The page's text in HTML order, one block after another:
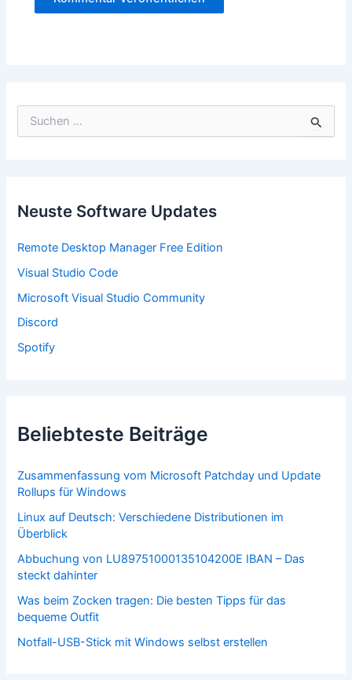
n
h
:
Neuste Software Updates
Remote Desktop Manager Free Edition
Visual Studio Code
Microsoft Visual Studio Community
Discord
Spotify
Beliebteste Beiträge
Zusammenfassung vom Microsoft Patchday und Update
Rollups für Windows
Linux auf Deutsch: Verschiedene Distributionen im
Überblick
Abbuchung von LU89751000135104200E IBAN – Das
steckt dahinter
Was beim Zocken tragen: Die besten Tipps für das
bequeme Outfit
Notfall-USB-Stick mit Windows selbst erstellen